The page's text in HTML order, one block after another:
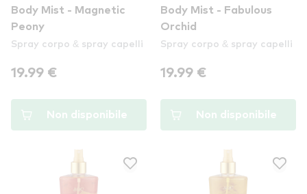
Body Mist - Magnetic
Peony
Spray corpo & spray capelli
19.99 €
Non disponibile
Body Mist - Fabulous
Orchid
Spray corpo & spray capelli
19.99 €
Non disponibile